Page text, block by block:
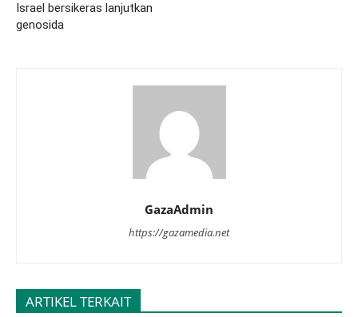
Israel bersikeras lanjutkan
genosida
GazaAdmin
https://gazamedia.net
ARTIKEL TERKAIT